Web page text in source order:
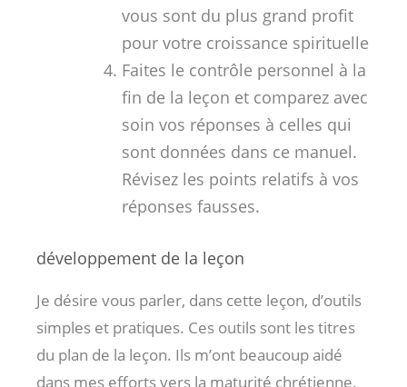
vous sont du plus grand profit
pour votre croissance spirituelle
Faites le contrôle personnel à la
fin de la leçon et comparez avec
soin vos réponses à celles qui
sont données dans ce manuel.
Révisez les points relatifs à vos
réponses fausses.
développement de la leçon
Je désire vous parler, dans cette leçon, d’outils
simples et pratiques. Ces outils sont les titres
du plan de la leçon. Ils m’ont beaucoup aidé
dans mes efforts vers la maturité chrétienne.